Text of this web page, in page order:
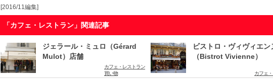
[2016/11編集]
「カフェ・レストラン」関連記事
ジェラール・ミュロ（Gérard
Mulot）店舗
カフェ・レストラン
買い物
ビストロ・ヴィヴィエン
（Bistrot Vivienne）
カフェ